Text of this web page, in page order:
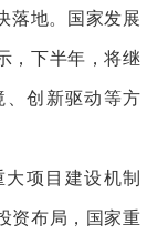
落地。国家发展
，下半年，将继
创新驱动等方
项目建设机制
资布局，国家重